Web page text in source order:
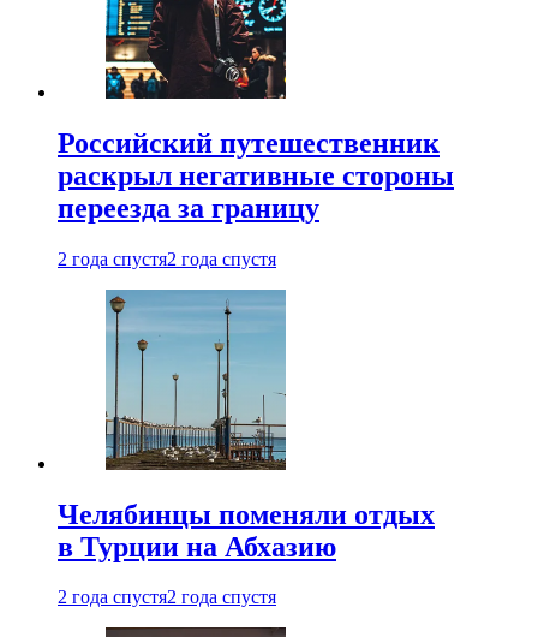
Российский путешественник
раскрыл негативные стороны
переезда за границу
2 года спустя2 года спустя
Челябинцы поменяли отдых
в Турции на Абхазию
2 года спустя2 года спустя